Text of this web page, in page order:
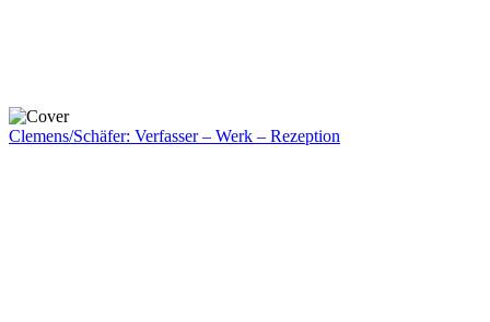
Clemens/Schäfer: Verfasser – Werk – Rezeption